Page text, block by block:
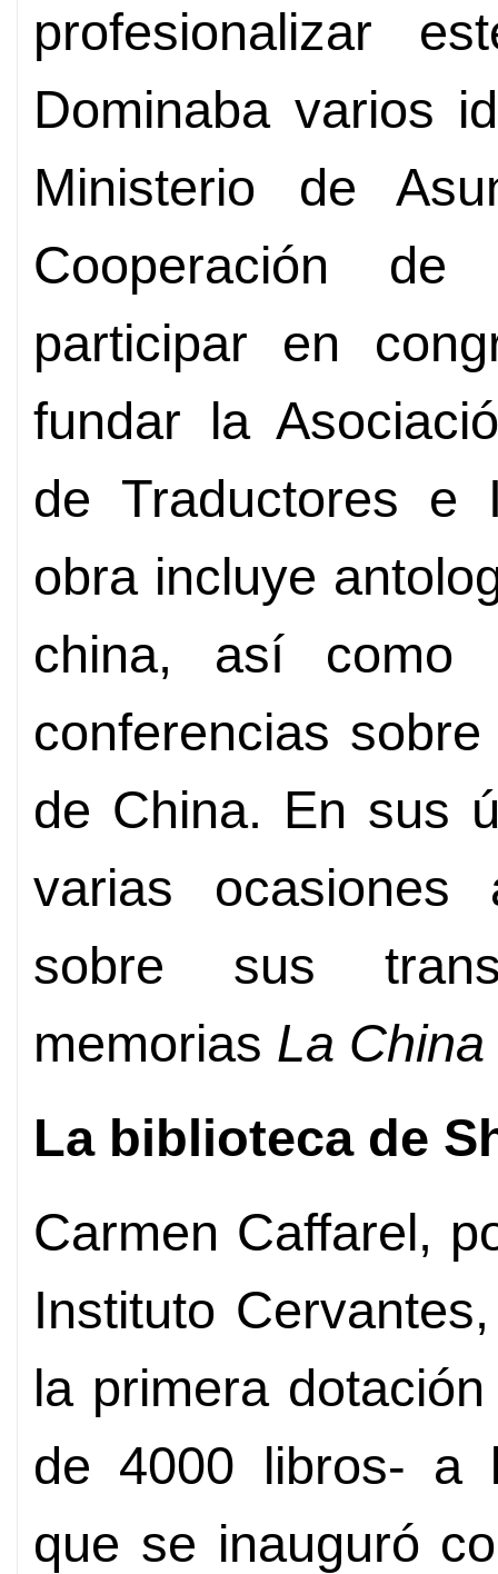
profesionalizar
Dominaba varios
Ministerio de
Cooperación
participar en
fundar la
de Traductores e
obra incluye
china, así como
conferencias
de China. En sus
varias ocasiones
sobre sus
memorias La
La biblioteca de
Carmen Caffarel,
Instituto
la primera
de 4000 libros- a
que se inauguró